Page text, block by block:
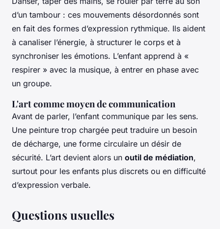
d’un tambour : ces mouvements désordonnés sont
en fait des formes d’expression rythmique. Ils aident
à canaliser l’énergie, à structurer le corps et à
synchroniser les émotions. L’enfant apprend à «
respirer » avec la musique, à entrer en phase avec
un groupe.
L'art comme moyen de communication
Avant de parler, l’enfant communique par les sens.
Une peinture trop chargée peut traduire un besoin
de décharge, une forme circulaire un désir de
sécurité. L’art devient alors un outil de médiation,
surtout pour les enfants plus discrets ou en difficulté
d’expression verbale.
Questions usuelles